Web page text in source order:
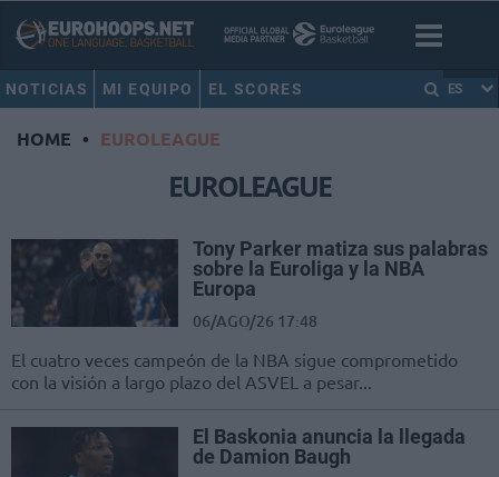
NOTICIAS MI EQUIPO EL SCORES ES
HOME • EUROLEAGUE
EUROLEAGUE
Tony Parker matiza sus palabras
sobre la Euroliga y la NBA
Europa
06/AGO/26 17:48
El cuatro veces campeón de la NBA sigue comprometido
con la visión a largo plazo del ASVEL a pesar...
El Baskonia anuncia la llegada
de Damion Baugh